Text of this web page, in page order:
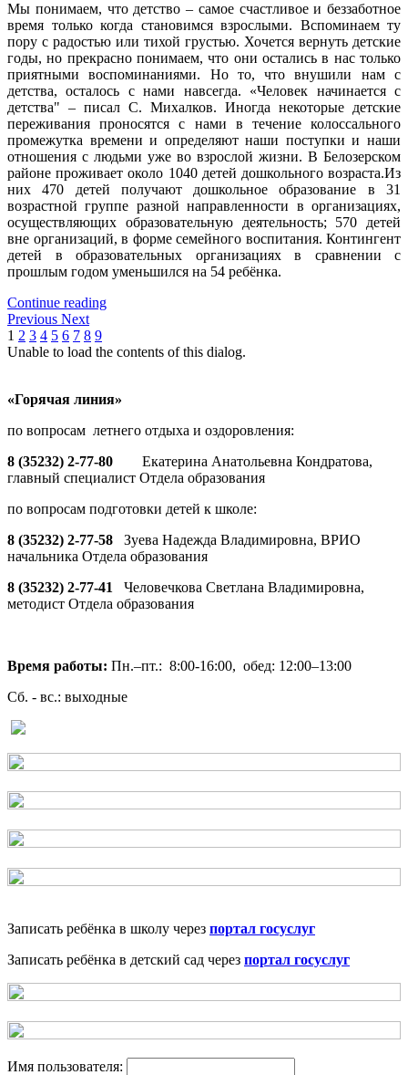
Мы понимаем, что детство – самое счастливое и беззаботное
время только когда становимся взрослыми. Вспоминаем ту
пору с радостью или тихой грустью. Хочется вернуть детские
годы, но прекрасно понимаем, что они остались в нас только
приятными воспоминаниями. Но то, что внушили нам с
детства, осталось с нами навсегда. «Человек начинается с
детства" – писал С. Михалков. Иногда некоторые детские
переживания проносятся с нами в течение колоссального
промежутка времени и определяют наши поступки и наши
отношения с людьми уже во взрослой жизни. В Белозерском
районе проживает около 1040 детей дошкольного возраста.Из
них 470 детей получают дошкольное образование в 31
возрастной группе разной направленности в организациях,
осуществляющих образовательную деятельность; 570 детей
вне организаций, в форме семейного воспитания. Контингент
детей в образовательных организациях в сравнении с
прошлым годом уменьшился на 54 ребёнка.
Continue reading
Previous Next
1 2 3 4 5 6 7 8 9
Unable to load the contents of this dialog.
«Горячая линия»
по вопросам летнего отдыха и оздоровления:
8 (35232) 2-77-80 Екатерина Анатольевна Кондратова,
главный специалист Отдела образования
по вопросам подготовки детей к школе:
8 (35232) 2-77-58 Зуева Надежда Владимировна, ВРИО
начальника Отдела образования
8 (35232) 2-77-41 Человечкова Светлана Владимировна,
методист Отдела образования
Время работы: Пн.–пт.: 8:00-16:00, обед: 12:00–13:00
Сб. - вс.: выходные
Записать ребёнка в школу через портал госуслуг
Записать ребёнка в детский сад через портал госуслуг
Имя пользователя: